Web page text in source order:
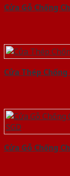
Cửa Gỗ Chống
Cửa Thép Chống
Cửa Gỗ Chống